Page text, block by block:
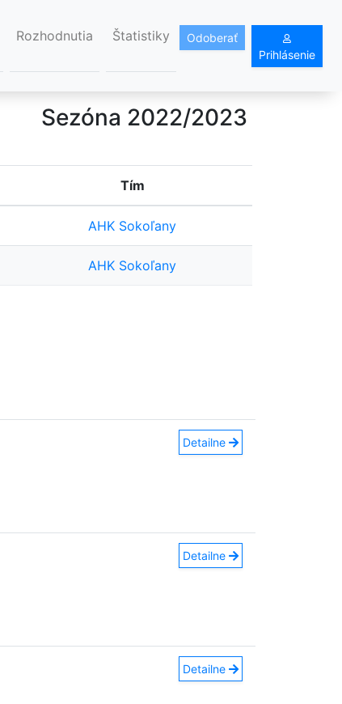
Rozhodnutia Štatistiky
Odoberať
Prihlásenie
Sezóna 2022/2023
Tím
AHK Sokoľany
AHK Sokoľany
Detailne
Detailne
Detailne